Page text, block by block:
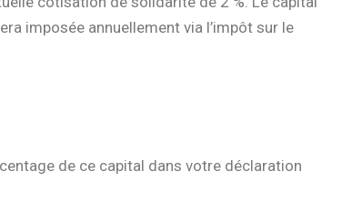
imposée annuellement via l’impôt sur le
de ce capital dans votre déclaration